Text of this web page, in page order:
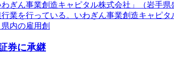
ぎん事業創造キャピタル株式会社」（岩手
業を行っている。いわぎん事業創造キャピ
内の雇用創
券に承継